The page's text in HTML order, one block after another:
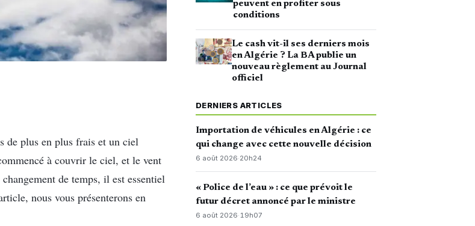
de plus en plus frais et un ciel
à couvrir le ciel, et le vent
de temps, il est essentiel
nous vous présenterons en
peuvent en profiter sous
conditions
Le cash vit-il ses derniers mois
en Algérie ? La BA publie un
nouveau règlement au Journal
officiel
DERNIERS ARTICLES
Importation de véhicules en Algérie : ce
qui change avec cette nouvelle décision
6 août 2026·20h24
« Police de l’eau » : ce que prévoit le
futur décret annoncé par le ministre
6 août 2026· 19h07